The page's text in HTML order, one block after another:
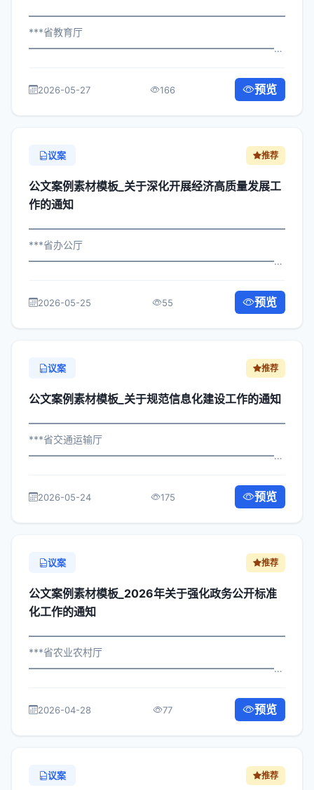
***省教育厅
各直属机构： 为深入贯彻落实习近平总...
2026-05-27 166 预览
议案 推荐
公文案例素材模板_关于深化开展经济高质量发展工
作的通知
***省办公厅
直属机构： 为深入贯彻落实习近平总书...
2026-05-25 55 预览
议案 推荐
公文案例素材模板_关于规范信息化建设工作的通知
***省交通运输厅
机构： 为深入贯彻落实习近平总书...
2026-05-24 175 预览
议案 推荐
公文案例素材模板_2026年关于强化政务公开标准
化工作的通知
***省农业农村厅
属机构： 为深入贯彻落实习近平总...
2026-04-28 77 预览
议案 推荐